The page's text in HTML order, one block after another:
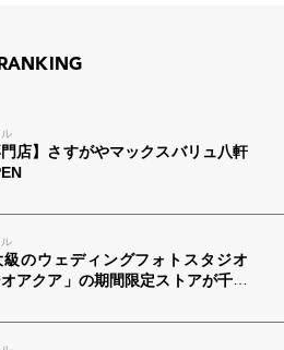
RANKING
門店】さすがやマックスバリュ八軒
級のウェディングフォトスタジオ
オアクア」の期間限定ストアが千葉
に登場！